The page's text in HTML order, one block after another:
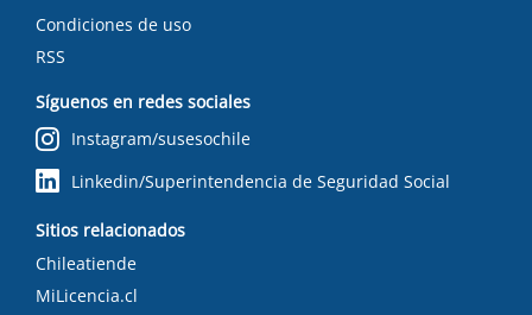
Condiciones de uso
RSS
Síguenos en redes sociales
Instagram/susesochile
Linkedin/Superintendencia de Seguridad Social
Sitios relacionados
Chileatiende
MiLicencia.cl